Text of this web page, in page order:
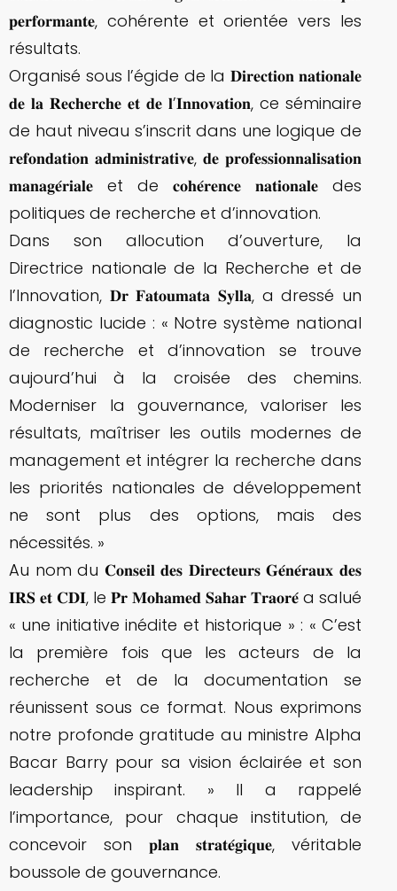
𝐩𝐞𝐫𝐟𝐨𝐫𝐦𝐚𝐧𝐭𝐞, cohérente et orientée vers les
résultats.
Organisé sous l’égide de la 𝐃𝐢𝐫𝐞𝐜𝐭𝐢𝐨𝐧 𝐧𝐚𝐭𝐢𝐨𝐧𝐚𝐥𝐞
𝐝𝐞 𝐥𝐚 𝐑𝐞𝐜𝐡𝐞𝐫𝐜𝐡𝐞 𝐞𝐭 𝐝𝐞 𝐥’𝐈𝐧𝐧𝐨𝐯𝐚𝐭𝐢𝐨𝐧, ce séminaire
de haut niveau s’inscrit dans une logique de
𝐫𝐞𝐟𝐨𝐧𝐝𝐚𝐭𝐢𝐨𝐧 𝐚𝐝𝐦𝐢𝐧𝐢𝐬𝐭𝐫𝐚𝐭𝐢𝐯𝐞, 𝐝𝐞 𝐩𝐫𝐨𝐟𝐞𝐬𝐬𝐢𝐨𝐧𝐧𝐚𝐥𝐢𝐬𝐚𝐭𝐢𝐨𝐧
𝐦𝐚𝐧𝐚𝐠𝐞́𝐫𝐢𝐚𝐥𝐞 et de 𝐜𝐨𝐡𝐞́𝐫𝐞𝐧𝐜𝐞 𝐧𝐚𝐭𝐢𝐨𝐧𝐚𝐥𝐞 des
politiques de recherche et d’innovation.
Dans son allocution d’ouverture, la
Directrice nationale de la Recherche et de
l’Innovation, 𝐃𝐫 𝐅𝐚𝐭𝐨𝐮𝐦𝐚𝐭𝐚 𝐒𝐲𝐥𝐥𝐚, a dressé un
diagnostic lucide : « Notre système national
de recherche et d’innovation se trouve
aujourd’hui à la croisée des chemins.
Moderniser la gouvernance, valoriser les
résultats, maîtriser les outils modernes de
management et intégrer la recherche dans
les priorités nationales de développement
ne sont plus des options, mais des
nécessités. »
Au nom du 𝐂𝐨𝐧𝐬𝐞𝐢𝐥 𝐝𝐞𝐬 𝐃𝐢𝐫𝐞𝐜𝐭𝐞𝐮𝐫𝐬 𝐆𝐞́𝐧𝐞́𝐫𝐚𝐮𝐱 𝐝𝐞𝐬
𝐈𝐑𝐒 𝐞𝐭 𝐂𝐃𝐈, le 𝐏𝐫 𝐌𝐨𝐡𝐚𝐦𝐞𝐝 𝐒𝐚𝐡𝐚𝐫 𝐓𝐫𝐚𝐨𝐫𝐞́ a salué
« une initiative inédite et historique » : « C’est
la première fois que les acteurs de la
recherche et de la documentation se
réunissent sous ce format. Nous exprimons
notre profonde gratitude au ministre Alpha
Bacar Barry pour sa vision éclairée et son
leadership inspirant. » Il a rappelé
l’importance, pour chaque institution, de
concevoir son 𝐩𝐥𝐚𝐧 𝐬𝐭𝐫𝐚𝐭𝐞́𝐠𝐢𝐪𝐮𝐞, véritable
boussole de gouvernance.